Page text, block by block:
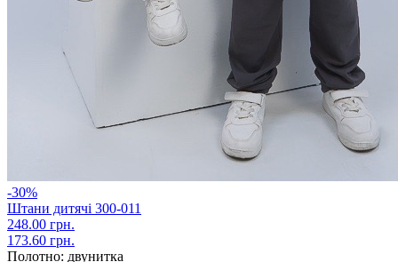
-30%
Штани дитячі 300-011
248.00 грн.
173.60 грн.
Полотно: двунитка